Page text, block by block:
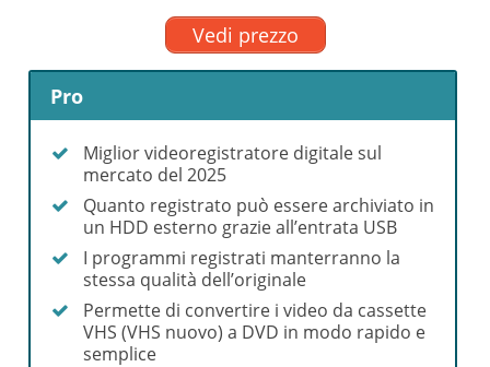
Vedi prezzo
Pro
Miglior videoregistratore digitale sul
mercato del 2025
Quanto registrato può essere archiviato in
un HDD esterno grazie all’entrata USB
I programmi registrati manterranno la
stessa qualità dell’originale
Permette di convertire i video da cassette
VHS (VHS nuovo) a DVD in modo rapido e
semplice